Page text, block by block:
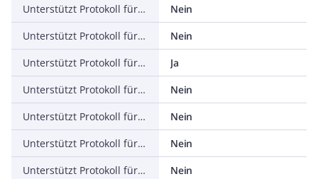
Unterstützt Protokoll für ASI
Nein
Unterstützt Protokoll für KNX
Nein
Unterstützt Protokoll für Modbus
Ja
Unterstützt Protokoll für Data-Highway
Nein
Unterstützt Protokoll für DeviceNet
Nein
Unterstützt Protokoll für SUCONET
Nein
Unterstützt Protokoll für LON
Nein